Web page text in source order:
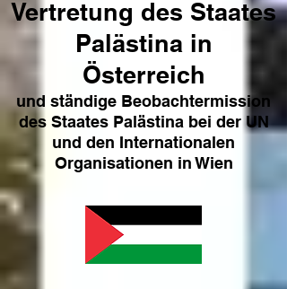
Vertretung des Staates
Palästina in
Österreich
und ständige Beobachtermission
des Staates Palästina bei der UN
und den Internationalen
Organisationen in Wien